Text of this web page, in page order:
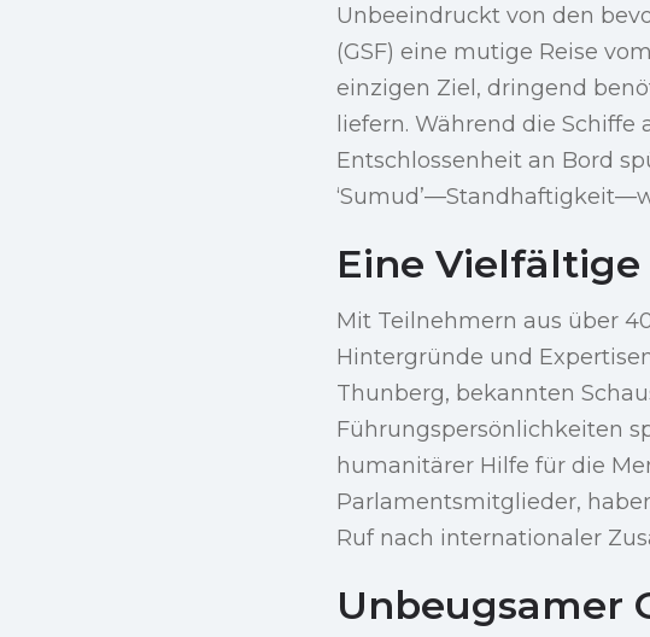
Unbeeindruckt von den
(GSF) eine mutige Reise
einzigen Ziel, dringend
liefern. Während die
Entschlossenheit an Bord
Eine
Mit Teilnehmern aus über
Hintergründe und
Thunberg, bekannten
Führungspersönlichkeiten
humanitärer Hilfe für die
Parlamentsmitglieder,
Ruf nach internationaler
Unbeugsamer